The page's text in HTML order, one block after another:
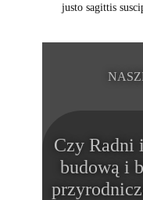
justo sagittis
Czy Radni
budową i